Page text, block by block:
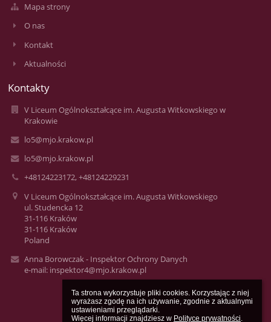
Ta strona wykorzystuje pliki cookies. Korzystając z niej
wyrażasz zgodę na ich używanie, zgodnie z aktualnymi
ustawieniami przeglądarki.
Więcej informacji znajdziesz w Polityce prywatności.
Mapa strony
O nas
Kontakt
Aktualności
Kontakty
V Liceum Ogólnokształcące im. Augusta Witkowskiego w
Krakowie
lo5@mjo.krakow.pl
lo5@mjo.krakow.pl
+48124223172, +48124229231
V Liceum Ogólnokształcące im. Augusta Witkowskiego
ul. Studencka 12
31-116 Kraków
31-116 Kraków
Poland
Anna Borowczak - Inspektor Ochrony Danych
e-mail: inspektor4@mjo.krakow.pl